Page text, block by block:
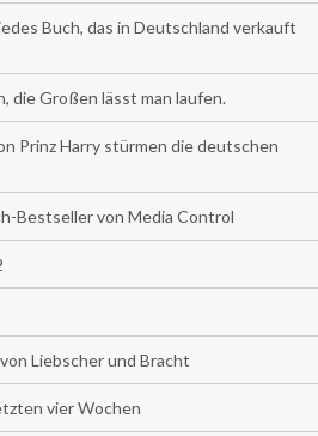
Buch, das in Deutschland verkauft
die Großen lässt man laufen.
Prinz Harry stürmen die deutschen
Bestseller von Media Control
Liebscher und Bracht
vier Wochen